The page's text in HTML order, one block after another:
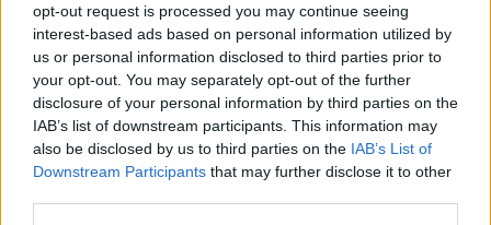
opt-out request is processed you may continue seeing
interest-based ads based on personal information utilized by
us or personal information disclosed to third parties prior to
your opt-out. You may separately opt-out of the further
disclosure of your personal information by third parties on the
IAB’s list of downstream participants. This information may
also be disclosed by us to third parties on the IAB’s List of
Downstream Participants that may further disclose it to other
ALTRE NOTIZIE DI COMUNI